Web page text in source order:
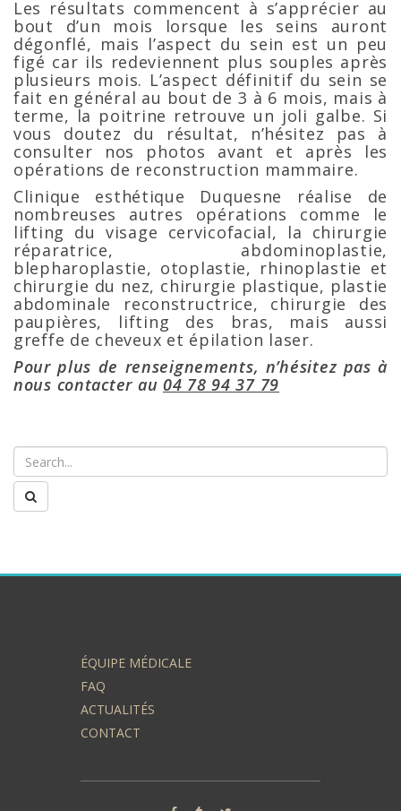
Les résultats commencent à s’apprécier au
bout d’un mois lorsque les seins auront
dégonflé, mais l’aspect du sein est un peu
figé car ils redeviennent plus souples après
plusieurs mois. L’aspect définitif du sein se
fait en général au bout de 3 à 6 mois, mais à
terme, la poitrine retrouve un joli galbe. Si
vous doutez du résultat, n’hésitez pas à
consulter nos photos avant et après les
opérations de reconstruction mammaire.
Clinique esthétique Duquesne réalise de
nombreuses autres opérations comme le
lifting du visage cervicofacial, la chirurgie
réparatrice, abdominoplastie,
blepharoplastie, otoplastie, rhinoplastie et
chirurgie du nez, chirurgie plastique, plastie
abdominale reconstructrice, chirurgie des
paupières, lifting des bras, mais aussi
greffe de cheveux et épilation laser.
Pour plus de renseignements, n’hésitez pas à
nous contacter au 04 78 94 37 79
ÉQUIPE MÉDICALE
FAQ
ACTUALITÉS
CONTACT